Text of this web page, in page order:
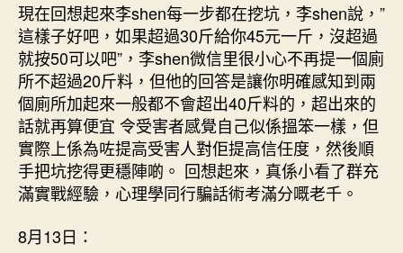
現在回想起來李shen每一步都在挖坑，李shen說，”
這樣子好吧，如果超過30斤給你45元一斤，沒超過
就按50可以吧”，李shen微信里很小心不再提一個廁
所不超過20斤料，但他的回答是讓你明確感知到兩
個廁所加起來一般都不會超出40斤料的，超出來的
話就再算便宜 令受害者感覺自己似係搵笨一樣，但
實際上係為咗提高受害人對佢提高信任度，然後順
手把坑挖得更穩陣啲。 回想起來，真係小看了群充
滿實戰經驗，心理學同行騙話術考滿分嘅老千。
8月13日：